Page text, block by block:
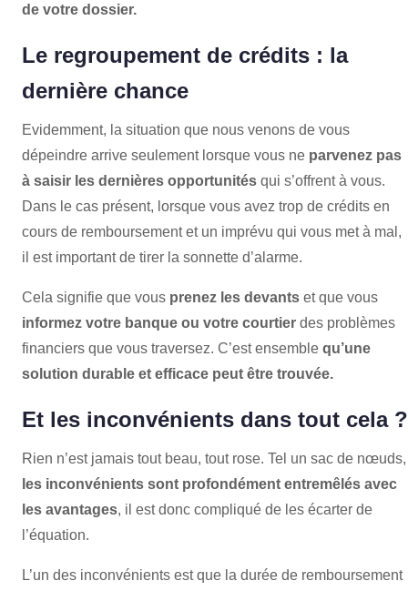
de votre dossier.
Le regroupement de crédits : la
dernière chance
Evidemment, la situation que nous venons de vous
dépeindre arrive seulement lorsque vous ne parvenez pas
à saisir les dernières opportunités qui s’offrent à vous.
Dans le cas présent, lorsque vous avez trop de crédits en
cours de remboursement et un imprévu qui vous met à mal,
il est important de tirer la sonnette d’alarme.
Cela signifie que vous prenez les devants et que vous
informez votre banque ou votre courtier des problèmes
financiers que vous traversez. C’est ensemble qu’une
solution durable et efficace peut être trouvée.
Et les inconvénients dans tout cela ?
Rien n’est jamais tout beau, tout rose. Tel un sac de nœuds,
les inconvénients sont profondément entremêlés avec
les avantages, il est donc compliqué de les écarter de
l’équation.
L’un des inconvénients est que la durée de remboursement